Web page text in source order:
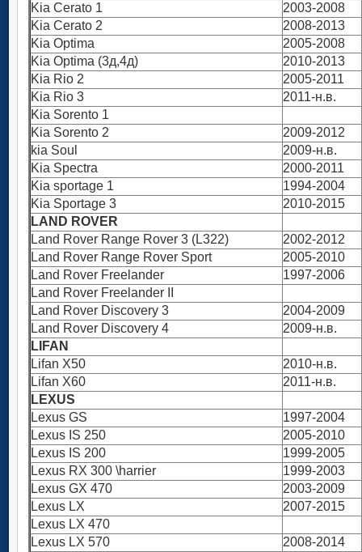
Kia Cerato 1
2003-2008
Kia Cerato 2
2008-2013
Kia Optima
2005-2008
Kia Optima (3д,4д)
2010-2013
Kia Rio 2
2005-2011
Kia Rio 3
2011-н.в.
Kia Sorento 1
Kia Sorento 2
2009-2012
kia Soul
2009-н.в.
Kia Spectra
2000-2011
Kia sportage 1
1994-2004
Kia Sportage 3
2010-2015
LAND ROVER
Land Rover Range Rover 3 (L322)
2002-2012
Land Rover Range Rover Sport
2005-2010
Land Rover Freelander
1997-2006
Land Rover Freelander II
Land Rover Discovery 3
2004-2009
Land Rover Discovery 4
2009-н.в.
LIFAN
Lifan X50
2010-н.в.
Lifan X60
2011-н.в.
LEXUS
Lexus GS
1997-2004
Lexus IS 250
2005-2010
Lexus IS 200
1999-2005
Lexus RX 300 \harrier
1999-2003
Lexus GX 470
2003-2009
Lexus LX
2007-2015
Lexus LX 470
Lexus LX 570
2008-2014